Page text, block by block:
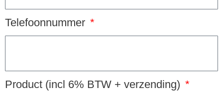
Telefoonnummer
Product (incl 6% BTW + verzending)